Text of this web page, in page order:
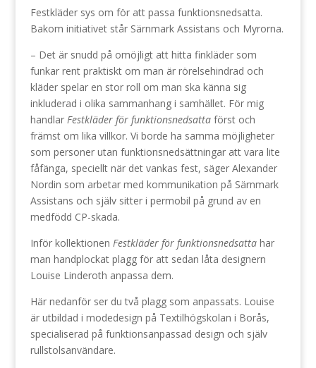
Festkläder sys om för att passa funktionsnedsatta.
Bakom initiativet står Särnmark Assistans och Myrorna.
– Det är snudd på omöjligt att hitta finkläder som
funkar rent praktiskt om man är rörelsehindrad och
kläder spelar en stor roll om man ska känna sig
inkluderad i olika sammanhang i samhället. För mig
handlar Festkläder för funktionsnedsattaförst och
främst om lika villkor. Vi borde ha samma möjligheter
som personer utan funktionsnedsättningar att vara lite
fåfänga, speciellt när det vankas fest, säger Alexander
Nordin som arbetar med kommunikation på Särnmark
Assistans och själv sitter i permobil på grund av en
medfödd CP-skada.
Inför kollektionen Festkläder för funktionsnedsattahar
man handplockat plagg för att sedan låta designern
Louise Linderoth anpassa dem.
Här nedanför ser du två plagg som anpassats. Louise
är utbildad i modedesign på Textilhögskolan i Borås,
specialiserad på funktionsanpassad design och själv
rullstolsanvändare.